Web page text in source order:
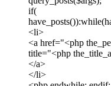
if(
<li>
<a href="<php
title="<php
</a>
</li>